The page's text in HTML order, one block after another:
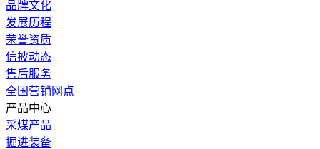
品牌文化
发展历程
荣誉资质
信披动态
售后服务
全国营销网点
产品中心
采煤产品
掘进装备